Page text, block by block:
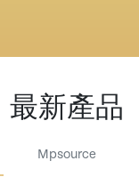
最新產品
Mpsource